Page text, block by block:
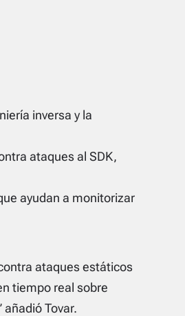
inversa y la
ataques al SDK,
ayudan a monitorizar
ataques estáticos
tiempo real sobre
Tovar.